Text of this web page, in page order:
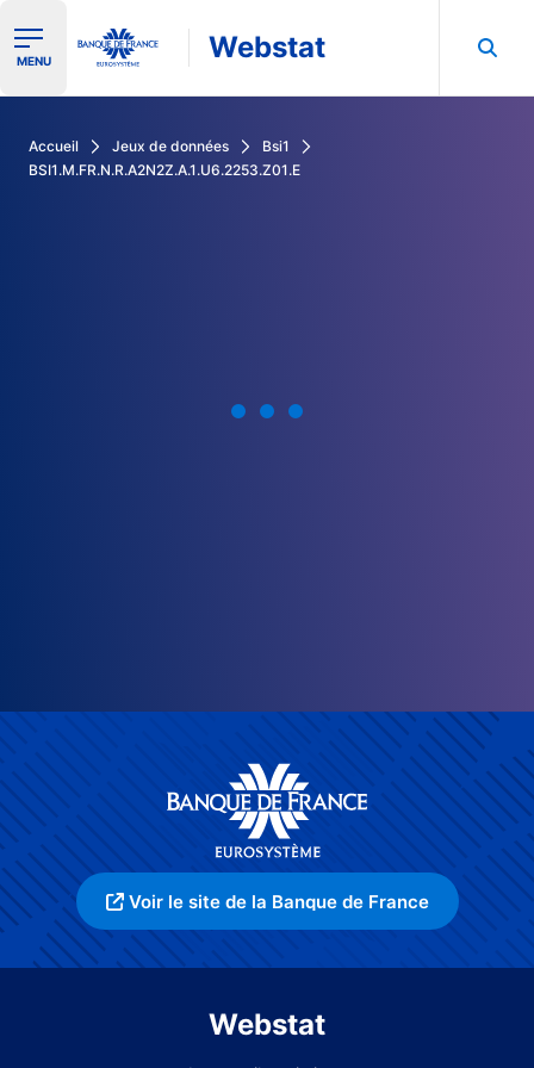
Ouvrir le menu de navigation
MENU Webstat
Accueil Jeux de données
Bsi1
BSI1.M.FR.N.R.A2N2Z.A.1.U6.2253.Z01.E
Voir le site de la Banque de France
Webstat